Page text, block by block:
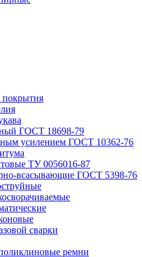
ГОСТ 18698-79
усилением ГОСТ 10362-76
ТУ 0056016-87
всасывающие ГОСТ 5398-76
сварки
ремни